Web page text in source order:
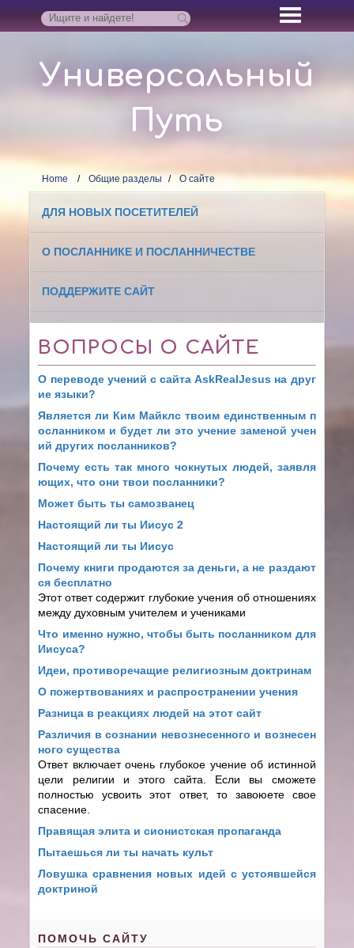
Универсальный
Путь
Home Общие разделы О сайте
ДЛЯ НОВЫХ ПОСЕТИТЕЛЕЙ
О ПОСЛАННИКЕ И ПОСЛАННИЧЕСТВЕ
ПОДДЕРЖИТЕ САЙТ
ВОПРОСЫ О САЙТЕ
О переводе учений с сайта AskRealJesus на друг
ие языки?
Является ли Ким Майклс твоим единственным п
осланником и будет ли это учение заменой учен
ий других посланников?
Почему есть так много чокнутых людей, заявля
ющих, что они твои посланники?
Может быть ты самозванец
Настоящий ли ты Иисус 2
Настоящий ли ты Иисус
Почему книги продаются за деньги, а не раздают
ся бесплатно
Этот ответ содержит глубокие учения об отношениях
между духовным учителем и учениками
Что именно нужно, чтобы быть посланником для
Иисуса?
Идеи, противоречащие религиозным доктринам
О пожертвованиях и распространении учения
Разница в реакциях людей на этот сайт
Различия в сознании невознесенного и вознесен
ного существа
Ответ включает очень глубокое учение об истинной
цели религии и этого сайта. Если вы сможете
полностью усвоить этот ответ, то завоюете свое
спасение.
Правящая элита и сионистская пропаганда
Пытаешься ли ты начать культ
Ловушка сравнения новых идей с устоявшейся
доктриной
ПОМОЧЬ САЙТУ